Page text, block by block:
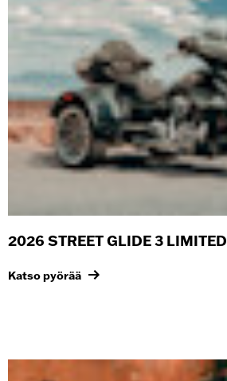
2026 STREET GLIDE 3 LIMITED
Katso pyörää